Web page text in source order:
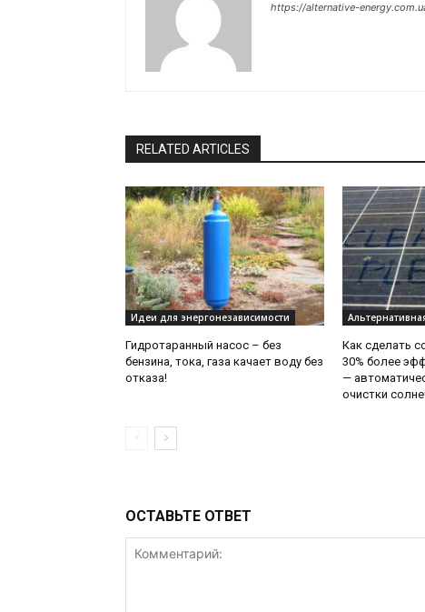
https://alternative-
RELATED ARTICLES
Идеи для энергонезависимости
Гидротаранный насос – без
бензина, тока, газа качает воду без
отказа!
Как сделать
30% более
—
очистки
ОСТАВЬТЕ ОТВЕТ